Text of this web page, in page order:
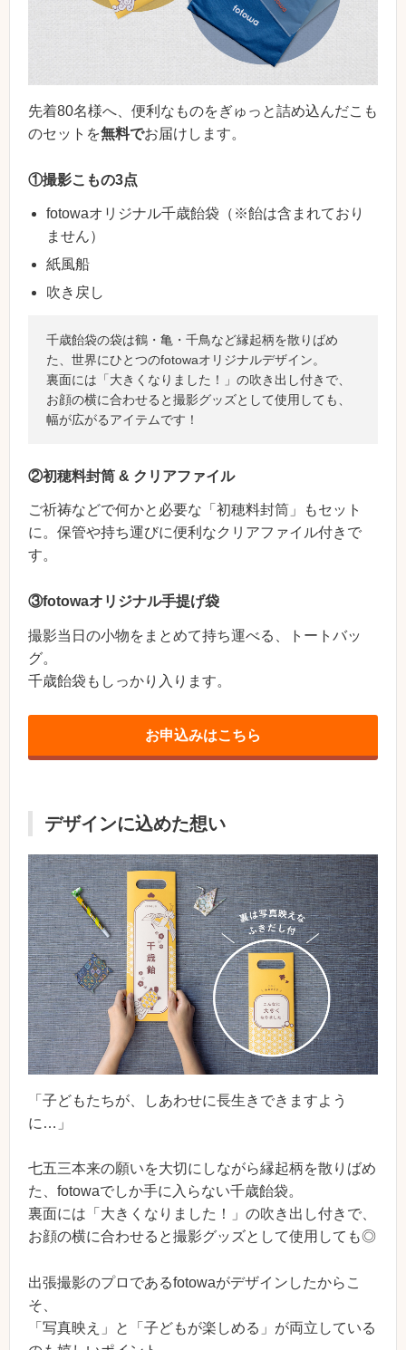
先着80名様へ、便利なものをぎゅっと詰め込んだこも
のセットを無料でお届けします。
①撮影こもの3点
fotowaオリジナル千歳飴袋（※飴は含まれており
ません）
紙風船
吹き戻し
千歳飴袋の袋は鶴・亀・千鳥など縁起柄を散りばめ
た、世界にひとつのfotowaオリジナルデザイン。
裏面には「大きくなりました！」の吹き出し付きで、
お顔の横に合わせると撮影グッズとして使用しても、
幅が広がるアイテムです！
②初穂料封筒 & クリアファイル
ご祈祷などで何かと必要な「初穂料封筒」もセット
に。保管や持ち運びに便利なクリアファイル付きで
す。
③fotowaオリジナル手提げ袋
撮影当日の小物をまとめて持ち運べる、トートバッ
グ。
千歳飴袋もしっかり入ります。
お申込みはこちら
デザインに込めた想い
「子どもたちが、しあわせに長生きできますよう
に…」
七五三本来の願いを大切にしながら縁起柄を散りばめ
た、fotowaでしか手に入らない千歳飴袋。
裏面には「大きくなりました！」の吹き出し付きで、
お顔の横に合わせると撮影グッズとして使用しても◎
出張撮影のプロであるfotowaがデザインしたからこ
そ、
「写真映え」と「子どもが楽しめる」が両立している